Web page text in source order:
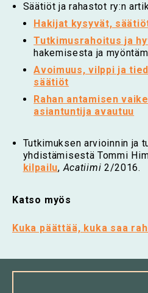
Säätiöt ja rahastot ry:n
Hakijat kysyvät,
Tutkimusrahoitus ja
hakemisesta ja
Avoimuus, vilppi ja
säätiöt
Rahan antamisen
asiantuntija avautuu
Tutkimuksen arvioinnin ja
yhdistämisestä Tommi
kilpailu,Acatiimi 2/2016.
Katso myös
Kuka päättää, kuka saa